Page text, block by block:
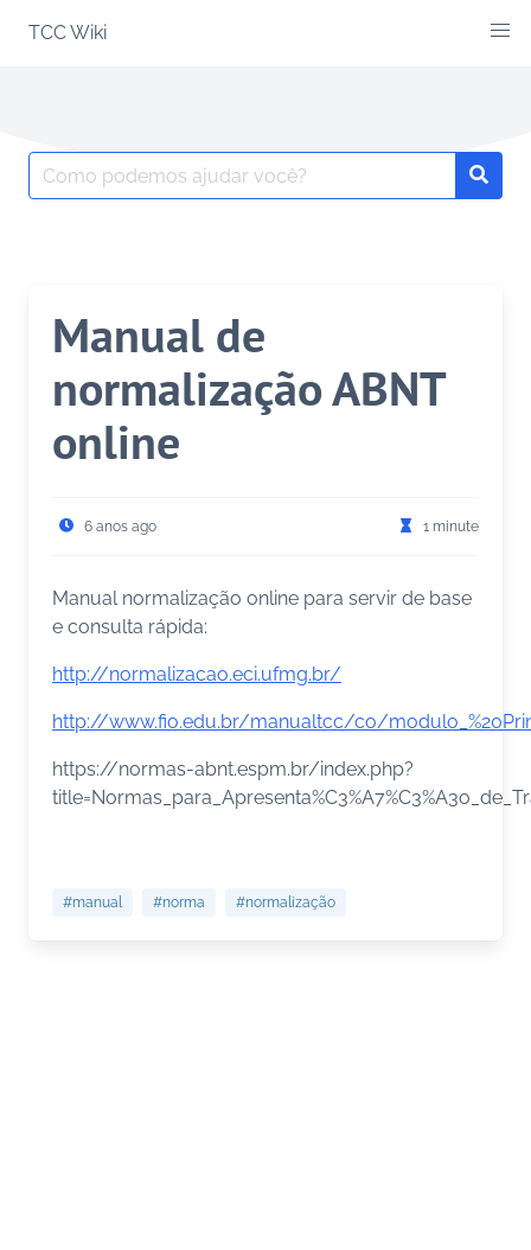
TCC Wiki
Search
for:
Manual de
normalização ABNT
online
6 anos ago 1 minute
Manual normalização online para servir de base
e consulta rápida:
http://normalizacao.eci.ufmg.br/
http://www.fio.edu.br/manualtcc/co/
https://normas-abnt.espm.br/index.php?
#manual #norma #normalização